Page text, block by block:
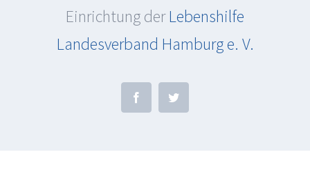
Einrichtung derLebenshilfe
Landesverband Hamburg e. V.
FacebookTwitter